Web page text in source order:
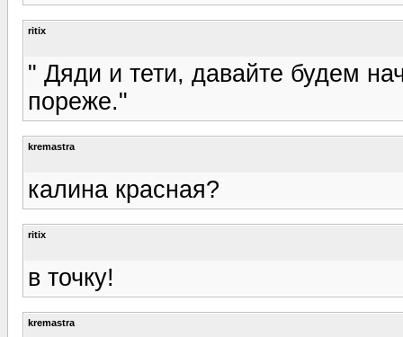
ritix
" Дяди и тети, давайте будем
пореже."
kremastra
калина красная?
ritix
в точку!
kremastra